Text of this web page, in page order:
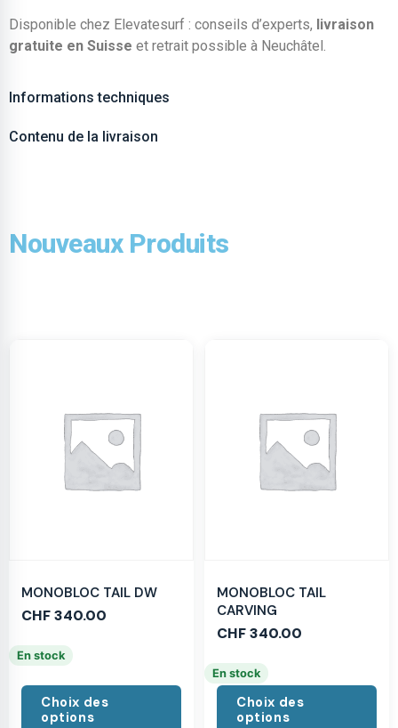
Disponible chez Elevatesurf : conseils d’experts, livraison
gratuite en Suisse et retrait possible à Neuchâtel.
Informations techniques
Contenu de la livraison
Nouveaux Produits
MONOBLOC TAIL DW
CHF340.00
En stock
Choix des
options
MONOBLOC TAIL
CARVING
CHF340.00
En stock
Choix des
options